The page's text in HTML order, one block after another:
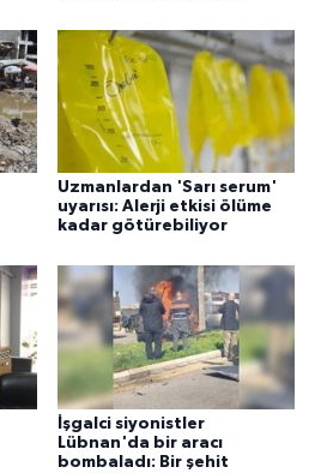
Uzmanlardan 'Sarı serum'
uyarısı: Alerji etkisi ölüme
kadar götürebiliyor
İşgalci siyonistler
Lübnan'da bir aracı
bombaladı: Bir şehit